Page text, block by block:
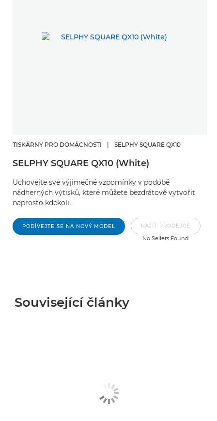
TISKÁRNY PRO DOMÁCNOSTI SELPHY SQUARE QX10
SELPHY SQUARE QX10 (White)
Uchovejte své výjimečné vzpomínky v podobě
nádherných výtisků, které můžete bezdrátově vytvořit
naprosto kdekoli.
PODÍVEJTE SE NA NOVÝ MODEL NAJÍT PRODEJCE
No Sellers Found
Související články